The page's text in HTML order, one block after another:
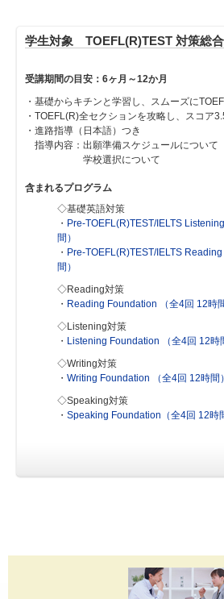
学生対象 TOEFL(R)TEST 対策総
受講期間の目安：6ヶ月～12か月
・基礎からキチンと学習し、スムーズに
・TOEFL(R)全セクションを攻略し、スコア
・進路指導（日本語）つき
指導内容：出願準備スケジュールについて
学校選択について
含まれるプログラム
◇基礎英語対策
・ Pre-TOEFL(R)TEST/IELTS
間）
・ Pre-TOEFL(R)TEST/IELTS
間）
◇Reading対策
・ Reading Foundation （全4回 12時間
◇Listening対策
・ Listening Foundation （全4回 12時
◇Writing対策
・ Writing Foundation （全4回 12時間）
◇Speaking対策
・ Speaking Foundation（全4回 12時